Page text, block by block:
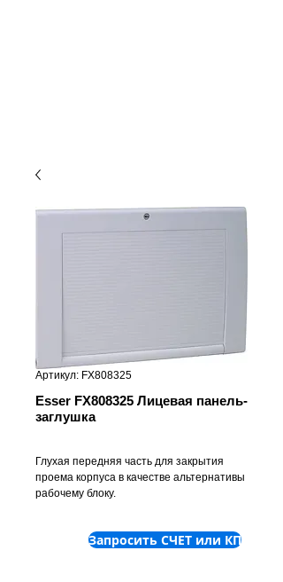
Артикул: FX808325
Esser FX808325 Лицевая панель-
заглушка
Глухая передняя часть для закрытия
проема корпуса в качестве альтернативы
рабочему блоку.
Запросить СЧЕТ или КП